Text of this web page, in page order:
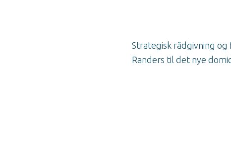
Strategisk rådgivning
Randers til det nye